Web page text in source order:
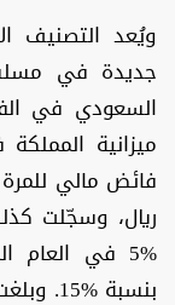
ويُعد التصنيف
جديدة في
السعودي في
ريال، وسجّلت
%5 في
بنسبة %15. وبلغت الإيرادات غير النفطية 76.3 مليار ريال.